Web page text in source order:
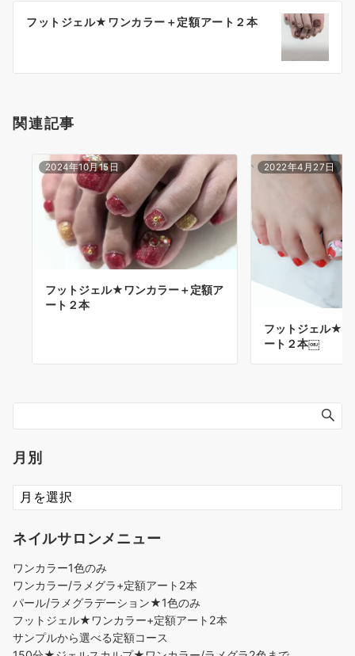
フットジェル★ワンカラー＋定額アート２本
関連記事
2024年10月15日
フットジェル★ワンカラー＋定額ア
ート２本
2022年4月27日
フットジェル★ワ
ート２本￼
月別
ネイルサロンメニュー
ワンカラー1色のみ
ワンカラー/ラメグラ+定額アート2本
パール/ラメグラデーション★1色のみ
フットジェル★ワンカラー+定額アート2本
サンプルから選べる定額コース